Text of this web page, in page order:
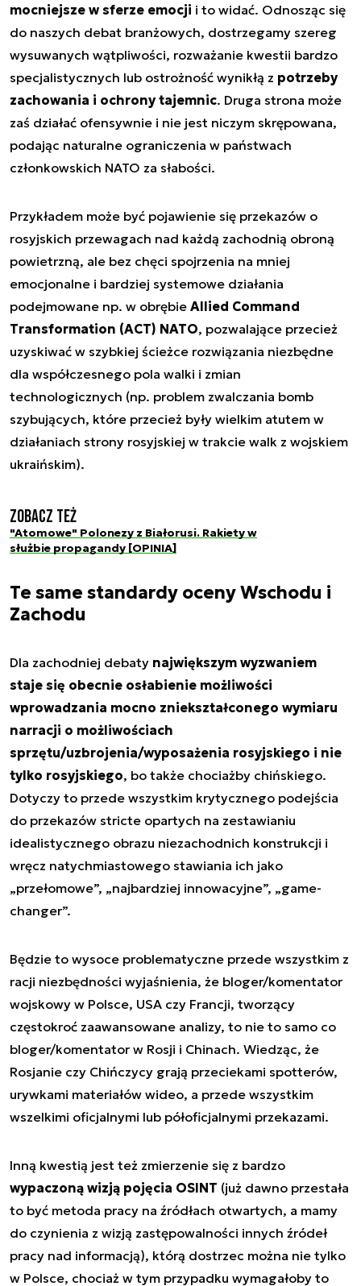
mocniejsze w sferze emocji i to widać. Odnosząc się
do naszych debat branżowych, dostrzegamy szereg
wysuwanych wątpliwości, rozważanie kwestii bardzo
specjalistycznych lub ostrożność wynikłą z potrzeby
zachowania i ochrony tajemnic. Druga strona może
zaś działać ofensywnie i nie jest niczym skrępowana,
podając naturalne ograniczenia w państwach
członkowskich NATO za słabości.
Przykładem może być pojawienie się przekazów o
rosyjskich przewagach nad każdą zachodnią obroną
powietrzną, ale bez chęci spojrzenia na mniej
emocjonalne i bardziej systemowe działania
podejmowane np. w obrębie Allied Command
Transformation (ACT) NATO, pozwalające przecież
uzyskiwać w szybkiej ścieżce rozwiązania niezbędne
dla współczesnego pola walki i zmian
technologicznych (np. problem zwalczania bomb
szybujących, które przecież były wielkim atutem w
działaniach strony rosyjskiej w trakcie walk z wojskiem
ukraińskim).
Zobacz też
"Atomowe" Polonezy z Białorusi. Rakiety w
służbie propagandy [OPINIA]
Te same standardy oceny Wschodu i
Zachodu
Dla zachodniej debaty największym wyzwaniem
staje się obecnie osłabienie możliwości
wprowadzania mocno zniekształconego wymiaru
narracji o możliwościach
sprzętu/uzbrojenia/wyposażenia rosyjskiego i nie
tylko rosyjskiego, bo także chociażby chińskiego.
Dotyczy to przede wszystkim krytycznego podejścia
do przekazów stricte opartych na zestawianiu
idealistycznego obrazu niezachodnich konstrukcji i
wręcz natychmiastowego stawiania ich jako
„przełomowe”, „najbardziej innowacyjne”, „game-
changer”.
Będzie to wysoce problematyczne przede wszystkim z
racji niezbędności wyjaśnienia, że bloger/komentator
wojskowy w Polsce, USA czy Francji, tworzący
częstokroć zaawansowane analizy, to nie to samo co
bloger/komentator w Rosji i Chinach. Wiedząc, że
Rosjanie czy Chińczycy grają przeciekami spotterów,
urywkami materiałów wideo, a przede wszystkim
wszelkimi oficjalnymi lub półoficjalnymi przekazami.
Inną kwestią jest też zmierzenie się z bardzo
wypaczoną wizją pojęcia OSINT (już dawno przestała
to być metoda pracy na źródłach otwartych, a mamy
do czynienia z wizją zastępowalności innych źródeł
pracy nad informacją), którą dostrzec można nie tylko
w Polsce, chociaż w tym przypadku wymagałoby to